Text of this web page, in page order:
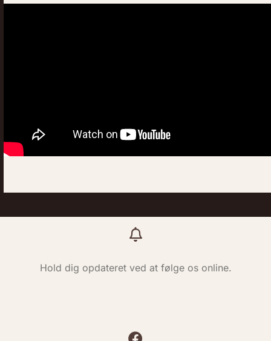
Hold dig opdateret ved at følge os online.